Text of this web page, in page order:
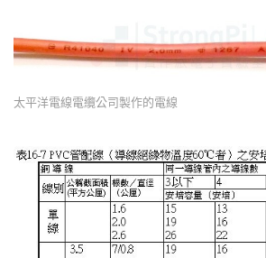
太平洋電線電纜公司製作的電線